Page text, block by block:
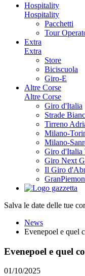
Hospitality
Hospitality
Pacchetti
Tour
Extra
Extra
Store
Biciscuola
Giro-E
Altre Corse
Altre Corse
Giro d'Italia
Strade
Tirreno
Milano-
Milano-
Giro d'Italia
Giro Next
Il Giro
Salva le date delle tue
News
Evenepoel e quel
Evenepoel e quel
01/10/2025